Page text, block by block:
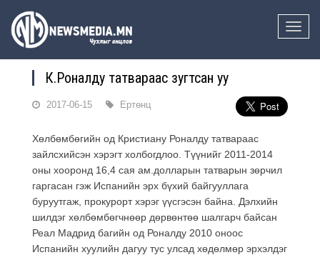
Toggle
К.Роналду татвараас зугтсан уу
2017-06-15 Ертөнц
Хөлбөмбөгийн од Кристиану Роналду татвараас
зайлсхийсэн хэрэгт холбогдлоо. Түүнийг 2011-2014
оны хооронд 16,4 сая ам.долларын татварын зөрчил
гаргасан гэж Испанийн эрх бүхий байгууллага
буруутгаж, прокурорт хэрэг үүсгэсэн байна. Дэлхийн
шилдэг хөлбөмбөгчнөөр дөрвөнтөө шалгарч байсан
Реал Мадрид багийн од Роналду 2010 оноос
Испанийн хуулийн дагуу тус улсад хөдөлмөр эрхэлдэг